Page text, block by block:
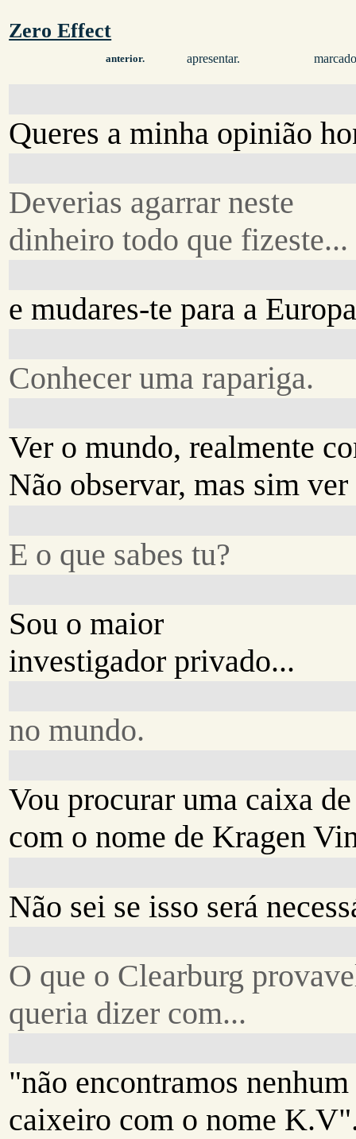
Zero Effect
anterior. apresentar.
Queres a minha opinião
Deverias agarrar neste
dinheiro todo que fizeste...
e mudares-te para a
Conhecer uma rapariga.
Ver o mundo, realmente
Não observar, mas sim
E o que sabes tu?
Sou o maior
investigador privado...
no mundo.
Vou procurar uma caixa
com o nome de Kragen
Não sei se isso será
O que o Clearburg
queria dizer com...
"não encontramos nenhum
caixeiro com o nome